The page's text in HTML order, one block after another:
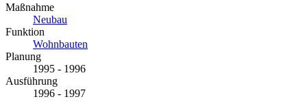
Maßnahme
Neubau
Funktion
Wohnbauten
Planung
1995 - 1996
Ausführung
1996 - 1997